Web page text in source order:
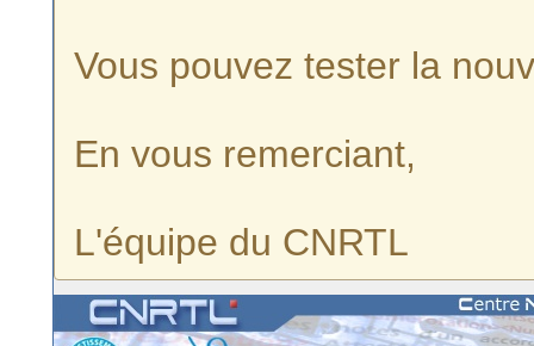
Vous pouvez tester la
En vous remerciant,
L'équipe du CNRTL